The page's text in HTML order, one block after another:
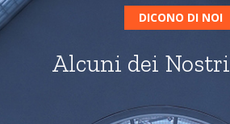
DICONO DI NOI
Alcuni dei Nostri